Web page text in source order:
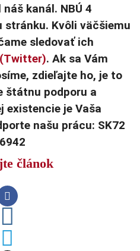
kanál. NBÚ 4
stránku. Kvôli väčšiemu
sledovať ich
. Ak sa Vám
zdieľajte ho, je to
štátnu podporu a
existencie je Vaša
našu prácu: SK72
článok